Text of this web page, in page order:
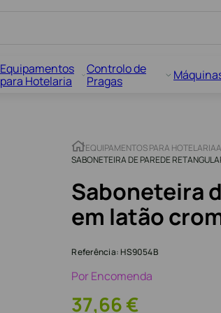
Equipamentos
para Hotelaria
Controlo de
Pragas
EQUIPAMENTOS PARA HOTELARIA
SABONETEIRA DE PAREDE
Saboneteira
em latão
Referência: HS9054B
Por Encomenda
37,66€